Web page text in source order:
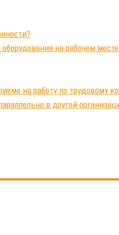
оборудования на рабочем
на работу по трудовому
в другой